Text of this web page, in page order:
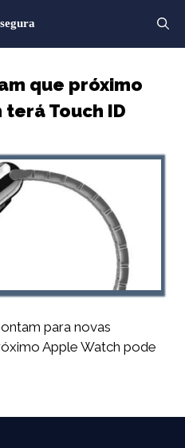
que próximo
Touch ID
para novas
Apple Watch pode